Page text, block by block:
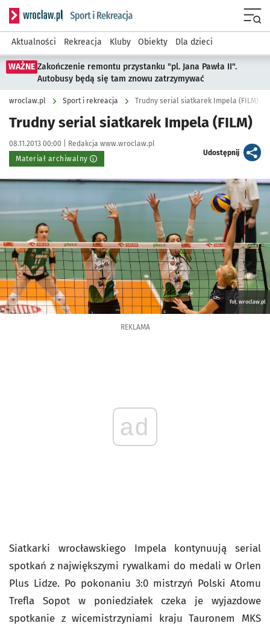
Serwis informacyjny wroclaw.pl podserwis: Sport i rekreacja
Aktualności Rekreacja Kluby Obiekty Dla dzieci
WAŻNE Zakończenie remontu przystanku "pl. Jana Pawła II".
Autobusy będą się tam znowu zatrzymywać
wroclaw.pl Sport i rekreacja Trudny serial siatkarek Impela (FILM)
Trudny serial siatkarek Impela (FILM)
Data publikacji:
08.11.2013 00:00 | Autor:
Redakcja www.wroclaw.pl
Materiał archiwalny
Udostępnijartykuł
Kliknij, aby powiększyć
fot. wroclaw.pl
REKLAMA
ad
Siatkarki wrocławskiego Impela kontynuują serial
spotkań z największymi rywalkami do medali w Orlen
Plus Lidze. Po pokonaniu 3:0 mistrzyń Polski Atomu
Trefla Sopot w poniedziałek czeka je wyjazdowe
spotkanie z wicemistrzyniami kraju Tauronem MKS